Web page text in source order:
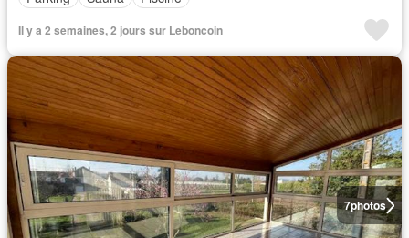
Il y a 2 semaines, 2 jours sur Leboncoin
7photos